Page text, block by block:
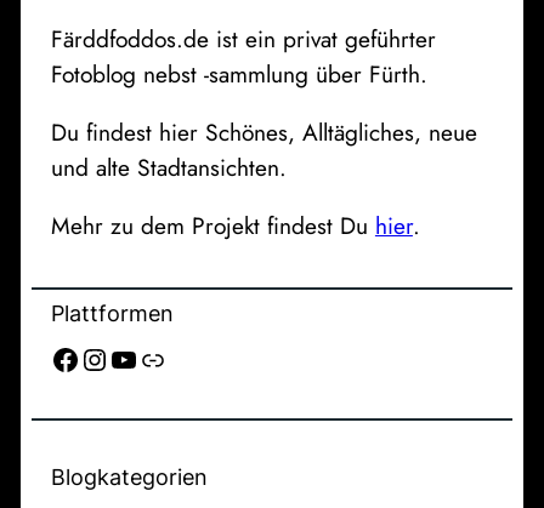
Färddfoddos.de ist ein privat geführter
Fotoblog nebst -sammlung über Fürth.
Du findest hier Schönes, Alltägliches, neue
und alte Stadtansichten.
Mehr zu dem Projekt findest Du hier.
Plattformen
Facebook Instagram YouTube Link
Blogkategorien